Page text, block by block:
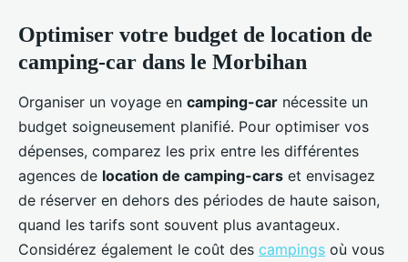
Optimiser votre budget de location de
camping-car dans le Morbihan
Organiser un voyage en camping-car nécessite un
budget soigneusement planifié. Pour optimiser vos
dépenses, comparez les prix entre les différentes
agences de location de camping-cars et envisagez
de réserver en dehors des périodes de haute saison,
quand les tarifs sont souvent plus avantageux.
Considérez également le coût des campings où vous